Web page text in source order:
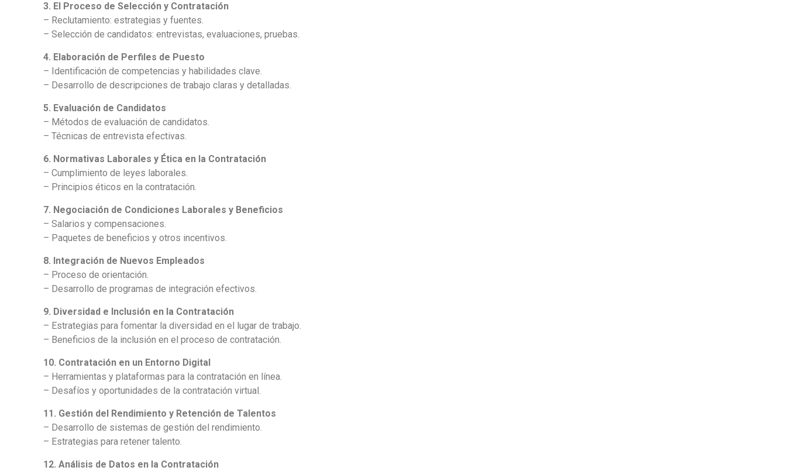
3. El Proceso de Selección y Contratación
– Reclutamiento: estrategias y fuentes.
– Selección de candidatos: entrevistas, evaluaciones, pruebas.
4. Elaboración de Perfiles de Puesto
– Identificación de competencias y habilidades clave.
– Desarrollo de descripciones de trabajo claras y detalladas.
5. Evaluación de Candidatos
– Métodos de evaluación de candidatos.
– Técnicas de entrevista efectivas.
6. Normativas Laborales y Ética en la Contratación
– Cumplimiento de leyes laborales.
– Principios éticos en la contratación.
7. Negociación de Condiciones Laborales y Beneficios
– Salarios y compensaciones.
– Paquetes de beneficios y otros incentivos.
8. Integración de Nuevos Empleados
– Proceso de orientación.
– Desarrollo de programas de integración efectivos.
9. Diversidad e Inclusión en la Contratación
– Estrategias para fomentar la diversidad en el lugar de trabajo.
– Beneficios de la inclusión en el proceso de contratación.
10. Contratación en un Entorno Digital
– Herramientas y plataformas para la contratación en línea.
– Desafíos y oportunidades de la contratación virtual.
11. Gestión del Rendimiento y Retención de Talentos
– Desarrollo de sistemas de gestión del rendimiento.
– Estrategias para retener talento.
12. Análisis de Datos en la Contratación